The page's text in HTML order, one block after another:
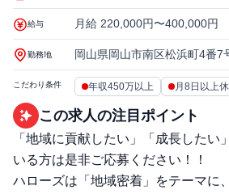
給与 月給 220,000円〜400,000円
勤務地 岡山県岡山市南区松浜町4番7
こだわり条件 年収450万以上 月8日以上
この求人の注目ポイント
「地域に貢献したい」「成長したい
いる方は是非ご応募ください！！
ハローズは「地域密着」をテーマに